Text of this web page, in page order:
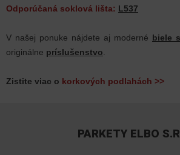
Odporúčaná soklová lišta: L537
V našej ponuke nájdete aj moderné biele
originálne príslušenstvo
Zistite viac o korkových podlahách >>
PARKETY ELBO